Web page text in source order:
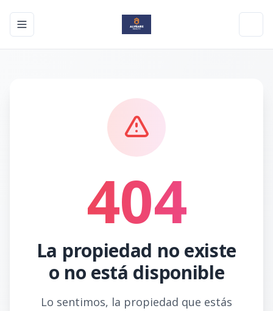
Toggle navigation menu
404
La propiedad no existe
o no está disponible
Lo sentimos, la propiedad que estás